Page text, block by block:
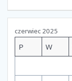
czerwiec 2025
P W